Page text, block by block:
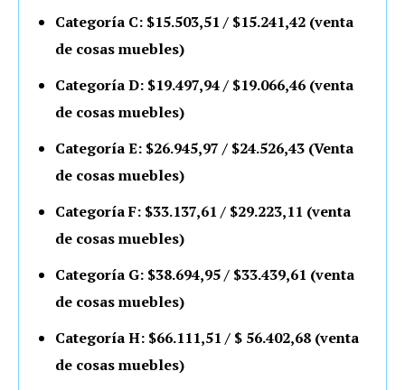
Categoría C: $15.503,51 / $15.241,42 (venta
de cosas muebles)
Categoría D: $19.497,94 / $19.066,46 (venta
de cosas muebles)
Categoría E: $26.945,97 / $24.526,43 (Venta
de cosas muebles)
Categoría F: $33.137,61 / $29.223,11 (venta
de cosas muebles)
Categoría G: $38.694,95 / $33.439,61 (venta
de cosas muebles)
Categoría H: $66.111,51 / $ 56.402,68 (venta
de cosas muebles)